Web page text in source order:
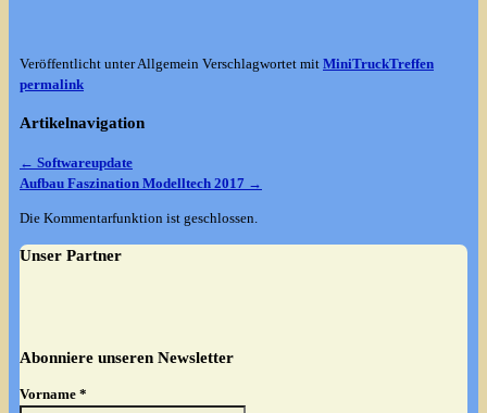
Veröffentlicht unterAllgemein Verschlagwortet mit MiniTruckTreffen
permalink
Artikelnavigation
← Softwareupdate
Aufbau Faszination Modelltech 2017 →
Die Kommentarfunktion ist geschlossen.
Unser Partner
Abonniere unseren Newsletter
Vorname *